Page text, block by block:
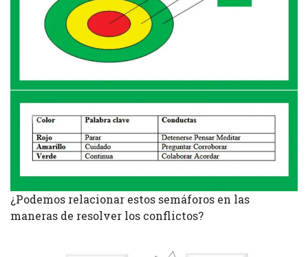
¿Podemos relacionar estos semáforos en las
maneras de resolver los conflictos?